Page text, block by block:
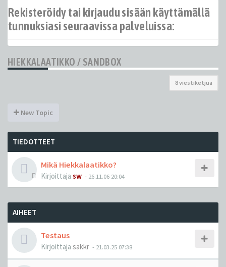
Rekisteröidy tai kirjaudu sisään käyttämällä
tunnuksiasi seuraavissa palveluissa:
HIEKKALAATIKKO / SANDBOX
8 viestiketjua
New Topic
TIEDOTTEET
Mikä Hiekkalaatikko?
Kirjoittaja sw - 26.11.06 20:04
AIHEET
Testaus
Kirjoittaja sakkr - 21.03.25 07:38